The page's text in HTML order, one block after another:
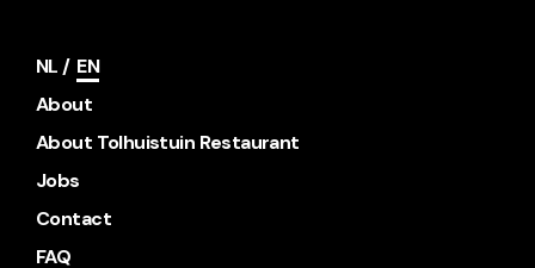
NL
EN
About
About Tolhuistuin Restaurant
Jobs
Contact
FAQ